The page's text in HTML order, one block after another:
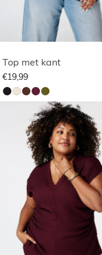
Top met kant
€19,99